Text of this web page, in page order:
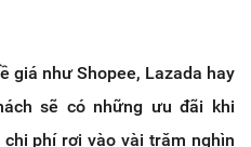
giá như Shopee, Lazada hay
sẽ có những ưu đãi khi
phí rơi vào vài trăm nghìn